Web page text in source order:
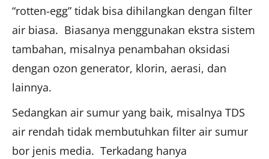
“rotten-egg” tidak bisa dihilangkan dengan filter
air biasa. Biasanya menggunakan ekstra sistem
tambahan, misalnya penambahan oksidasi
dengan ozon generator, klorin, aerasi, dan
lainnya.
Sedangkan air sumur yang baik, misalnya TDS
air rendah tidak membutuhkan filter air sumur
bor jenis media. Terkadang hanya